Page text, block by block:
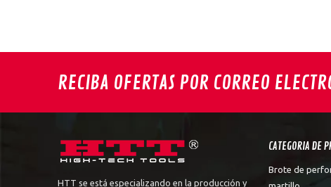
RECIBA OFERTAS POR CORREO
HTT se está especializando en la producción y
CATEGORIA DE
Brote de